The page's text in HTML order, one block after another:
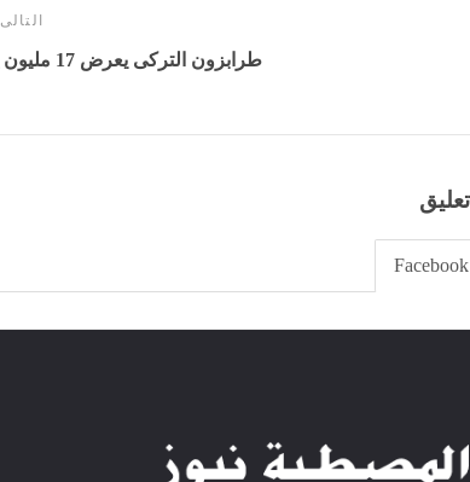
التالى
طرابزون التركى يعرض 17 مليون يورو سنوياً لضم محمد صلاح
Facebook